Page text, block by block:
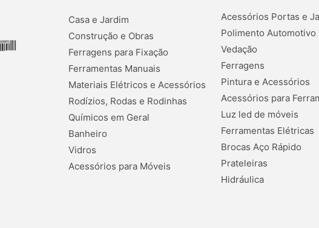
Casa e Jardim
Construção e Obras
Ferragens para Fixação
Ferramentas Manuais
Materiais Elétricos e Acessórios
Rodízios, Rodas e Rodinhas
Químicos em Geral
Banheiro
Vidros
Acessórios para Móveis
Acessórios Portas e
Polimento Automotivo
Vedação
Ferragens
Pintura e Acessórios
Acessórios para
Luz led de móveis
Ferramentas Elétricas
Brocas Aço Rápido
Prateleiras
Hidráulica